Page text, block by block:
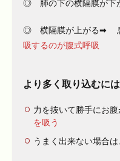
◎ 肺の下の横隔膜が
◎ 横隔膜が上がる➡︎
吸するのが腹式呼吸
より多く取り込むには
力を抜いて勝手にお腹
を吸う
うまく出来ない場合